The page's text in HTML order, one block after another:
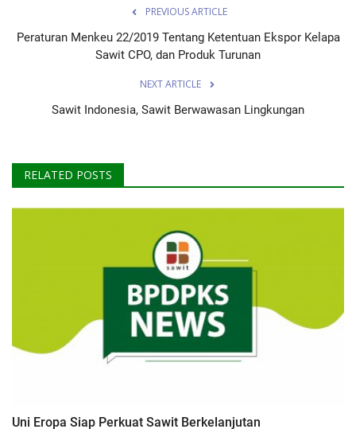
PREVIOUS ARTICLE
Peraturan Menkeu 22/2019 Tentang Ketentuan Ekspor Kelapa
Sawit CPO, dan Produk Turunan
NEXT ARTICLE
Sawit Indonesia, Sawit Berwawasan Lingkungan
RELATED POSTS
Uni Eropa Siap Perkuat Sawit Berkelanjutan